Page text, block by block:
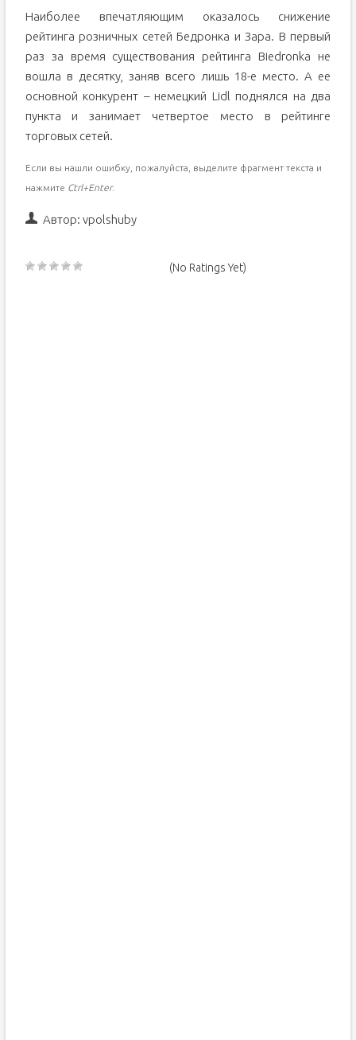
Наиболее впечатляющим оказалось снижение
рейтинга розничных сетей Бедронка и Зара. В первый
раз за время существования рейтинга Biedronkа не
вошла в десятку, заняв всего лишь 18-е место. А ее
основной конкурент – немецкий Lidl поднялся на два
пункта и занимает четвертое место в рейтинге
торговых сетей.
Если вы нашли ошибку, пожалуйста, выделите фрагмент текста и
нажмите Ctrl+Enter.
Автор: vpolshuby
(No Ratings Yet)